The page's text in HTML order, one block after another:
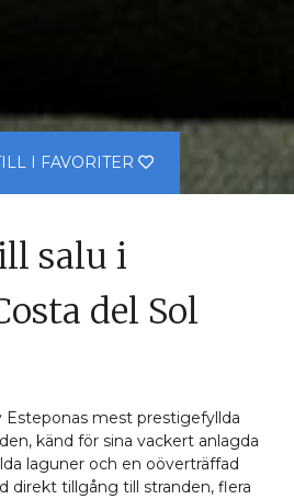
I FAVORITER
salu i
del Sol
Esteponas mest prestigefyllda
känd för sina vackert anlagda
laguner och en oöverträffad
direkt tillgång till stranden, flera